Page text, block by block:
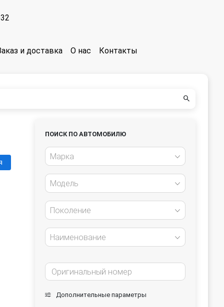
и доставка О нас Контакты
ПОИСК ПО АВТОМОБИЛЮ
Марка
Модель
Поколение
Наименование
Дополнительные параметры